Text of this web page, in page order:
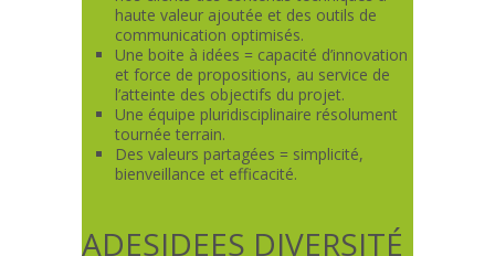
haute valeur ajoutée et des outils de
communication optimisés.
Une boite à idées = capacité d’innovation
et force de propositions, au service de
l’atteinte des objectifs du projet.
Une équipe pluridisciplinaire résolument
tournée terrain.
Des valeurs partagées = simplicité,
bienveillance et efficacité.
ADESIDEES DIVERSITÉ